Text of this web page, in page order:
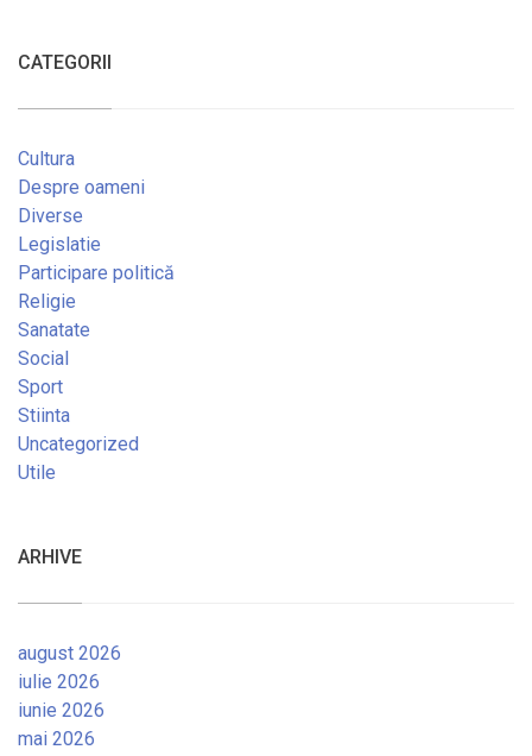
CATEGORII
Cultura
Despre oameni
Diverse
Legislatie
Participare politică
Religie
Sanatate
Social
Sport
Stiinta
Uncategorized
Utile
ARHIVE
august 2026
iulie 2026
iunie 2026
mai 2026